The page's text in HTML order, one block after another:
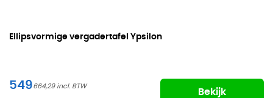
Ellipsvormige vergadertafel Ypsilon
549664,29
Bekijk